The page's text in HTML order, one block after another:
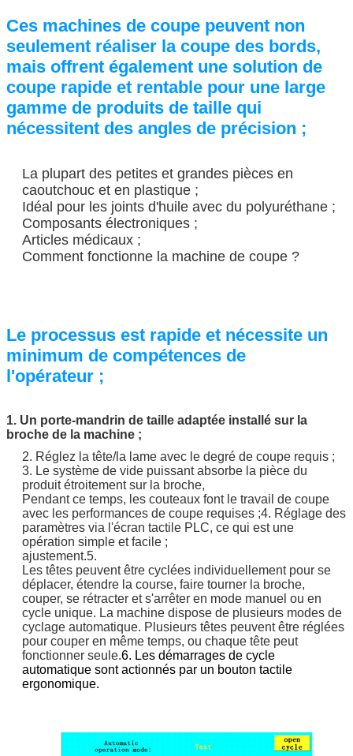
Ces machines de coupe peuvent non
seulement réaliser la coupe des bords,
mais offrent également une solution de
coupe rapide et rentable pour une large
gamme de produits de taille qui
nécessitent des angles de précision ;
La plupart des petites et grandes pièces en
caoutchouc et en plastique ;
Idéal pour les joints d'huile avec du polyuréthane ;
Composants électroniques ;
Articles médicaux ;
Comment fonctionne la machine de coupe ?
Le processus est rapide et nécessite un
minimum de compétences de
l'opérateur ;
1. Un porte-mandrin de taille adaptée installé sur la
broche de la machine ;
2. Réglez la tête/la lame avec le degré de coupe requis ;
3. Le système de vide puissant absorbe la pièce du
produit étroitement sur la broche,
Pendant ce temps, les couteaux font le travail de coupe
avec les performances de coupe requises ;4. Réglage des
paramètres via l'écran tactile PLC, ce qui est une
opération simple et facile ;
ajustement.5.
Les têtes peuvent être cyclées individuellement pour se
déplacer, étendre la course, faire tourner la broche,
couper, se rétracter et s'arrêter en mode manuel ou en
cycle unique. La machine dispose de plusieurs modes de
cyclage automatique. Plusieurs têtes peuvent être réglées
pour couper en même temps, ou chaque tête peut
fonctionner seule.6. Les démarrages de cycle
automatique sont actionnés par un bouton tactile
ergonomique.